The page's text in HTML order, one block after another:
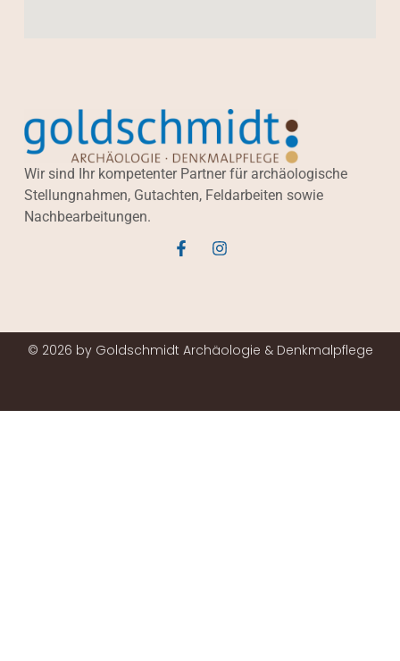
Wir sind Ihr kompetenter Partner für archäologische
Stellungnahmen, Gutachten, Feldarbeiten sowie
Nachbearbeitungen.
© 2026 by Goldschmidt Archäologie & Denkmalpflege